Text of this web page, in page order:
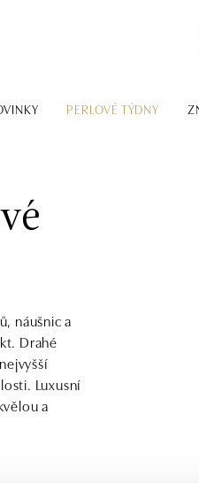
PERLOVÉ TÝDNY
náušnic a
Drahé
Luxusní
a